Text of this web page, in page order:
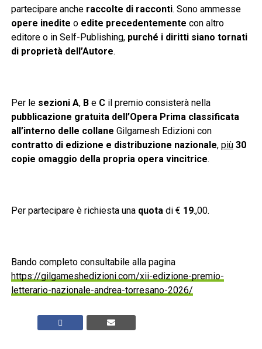
partecipare anche raccolte di racconti. Sono ammesse
opere inedite o edite precedentemente con altro
editore o in Self-Publishing, purché i diritti siano tornati
di proprietà dell’Autore.
Per le sezioni A,B e Cil premio consisterà nella
pubblicazione gratuita dell’Opera Prima classificata
all’interno delle collane Gilgamesh Edizioni con
contratto di edizione e distribuzione nazionale, più 30
copie omaggio della propria opera vincitrice.
Per partecipare è richiesta una quotadi € 19.,00.
Bando completo consultabile alla pagina
https://gilgameshedizioni.com/xii-edizione-premio-
letterario-nazionale-andrea-torresano-2026/